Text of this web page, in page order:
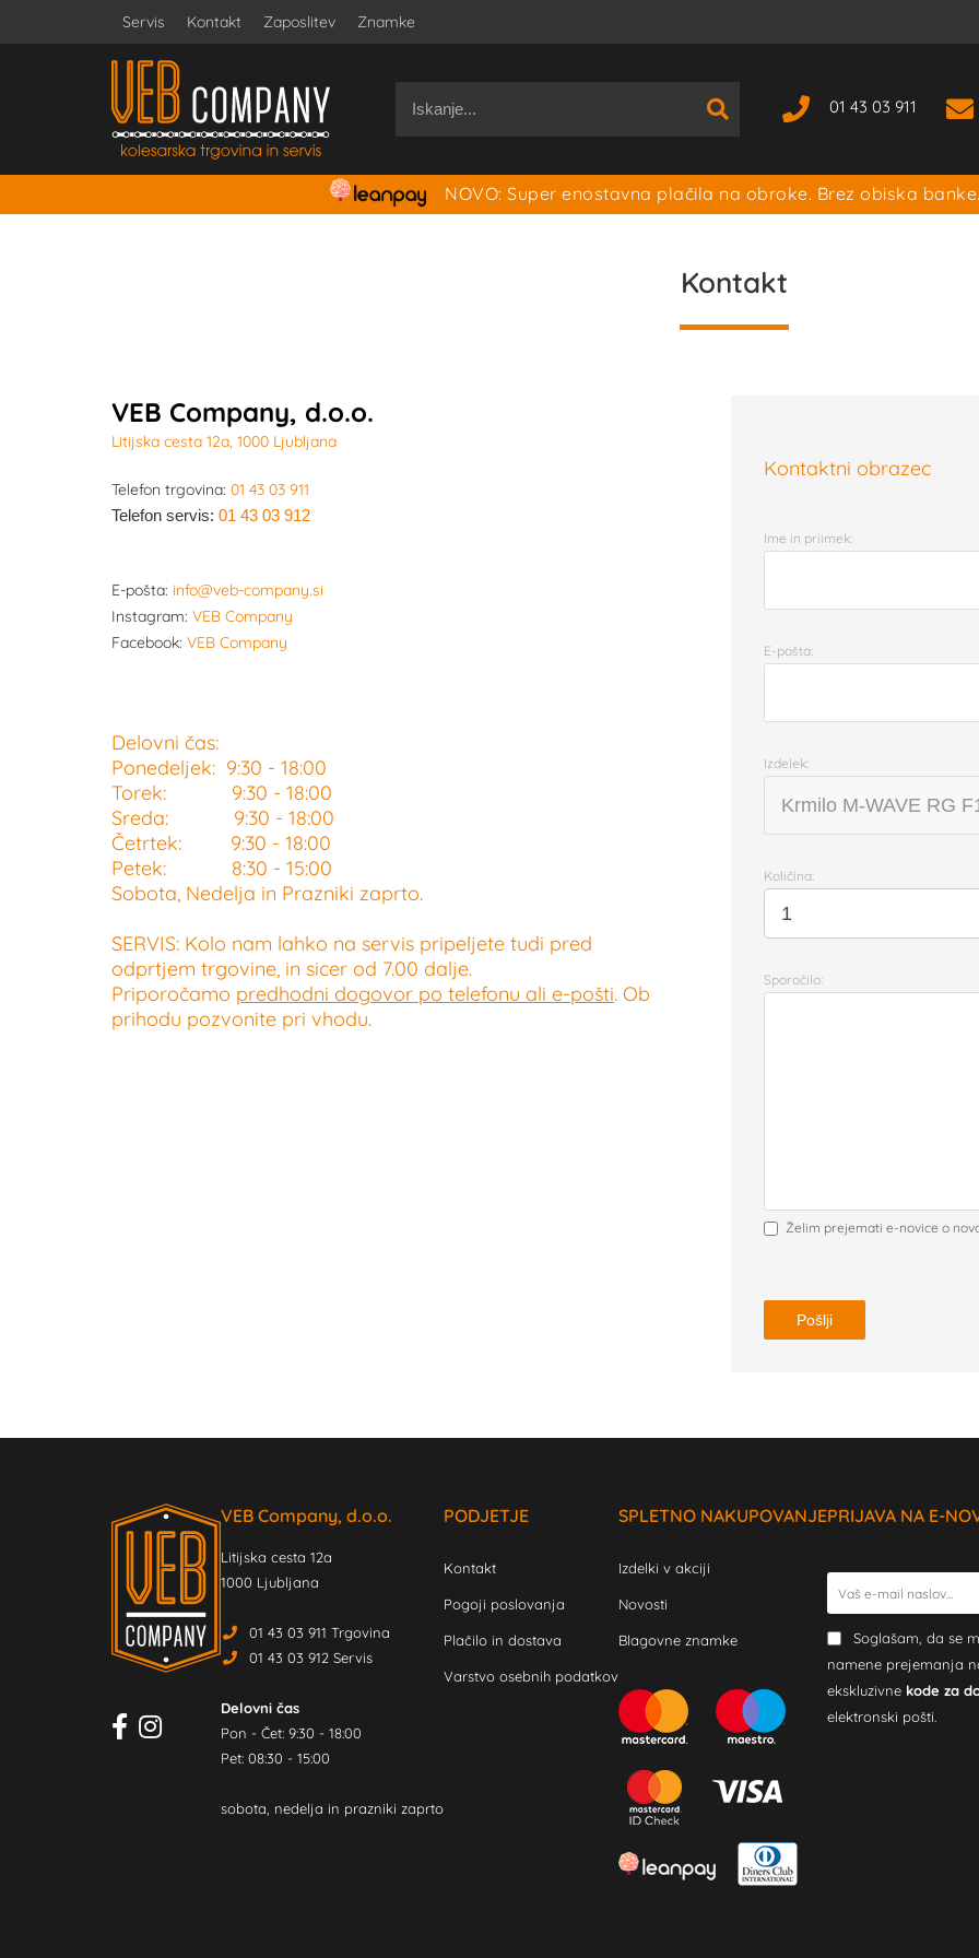
Servis Kontakt Zaposlitev Znamke
01 43 03 911
NOVO: Super enostavna plačila na obroke. Brez obiska banke.
Kontakt
Kontaktni obrazec
Ime in priimek:
E-pošta:
Izdelek:
Količina:
Sporočilo:
Želim prejemati e-novice o
VEB Company, d.o.o.
Litijska cesta 12a, 1000 Ljubljana
Telefon trgovina: 01 43 03 911
Telefon servis: 01 43 03 912
E-pošta: info@veb-company.si
Instagram: VEB Company
Facebook: VEB Company
Delovni čas:
Ponedeljek: 9:30 - 18:00
Torek: 9:30 - 18:00
Sreda: 9:30 - 18:00
Četrtek: 9:30 - 18:00
Petek: 8:30 - 15:00
Sobota, Nedelja in Prazniki zaprto.
SERVIS: Kolo nam lahko na servis pripeljete tudi pred
odprtjem trgovine, in sicer od 7.00 dalje.
Priporočamo predhodni dogovor po telefonu ali e-pošti. Ob
prihodu pozvonite pri vhodu.
VEB Company, d.o.o.
Litijska cesta 12a
1000 Ljubljana
01 43 03 911 Trgovina
01 43 03 912 Servis
Delovni čas
Pon - Čet: 9:30 - 18:00
Pet: 08:30 - 15:00
sobota, nedelja in prazniki zaprto
PODJETJE
Kontakt
Pogoji poslovanja
Plačilo in dostava
Varstvo osebnih podatkov
SPLETNO NAKUPOVANJE
Izdelki v akciji
Novosti
Blagovne znamke
PRIJAVA NA E-
Soglašam, da se
namene prejemanja
ekskluzivne kode za
elektronski pošti.